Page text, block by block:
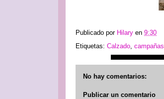
Publicado por Hilary en 9:30
Etiquetas: Calzado, campañas
No hay comentarios:
Publicar un comentario